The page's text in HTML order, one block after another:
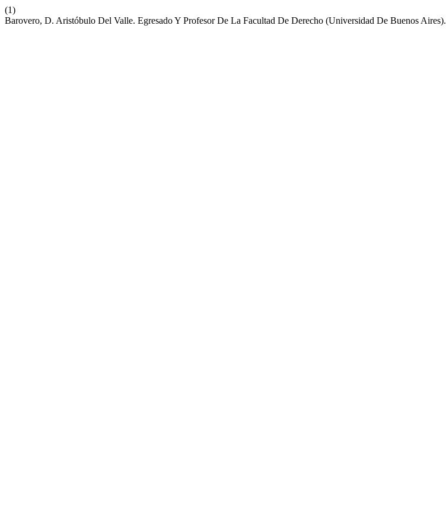
(1)
Barovero, D. Aristóbulo Del Valle. Egresado Y Profesor De La Facultad De Derecho (Universidad De Buenos Aires).